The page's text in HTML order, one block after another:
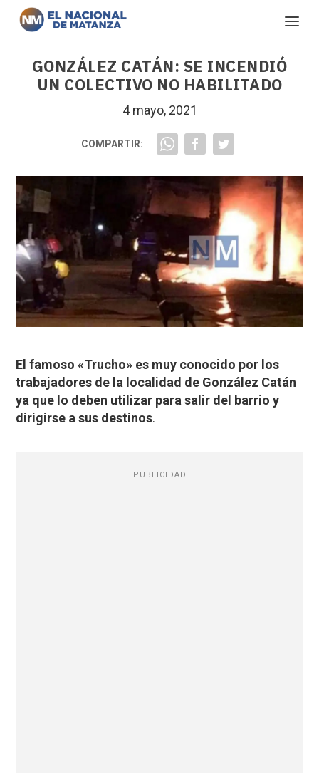
GONZÁLEZ CATÁN: SE INCENDIÓ
UN COLECTIVO NO HABILITADO
4 mayo, 2021
COMPARTIR:
El famoso «Trucho» es muy conocido por los
trabajadores de la localidad de González Catán
ya que lo deben utilizar para salir del barrio y
dirigirse a sus destinos.
PUBLICIDAD